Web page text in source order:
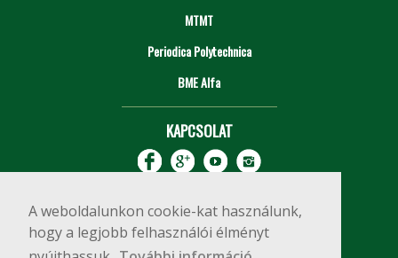
A weboldalunkon cookie-kat használunk,
hogy a legjobb felhasználói élményt
MTMT
Periodica Polytechnica
BME Alfa
KAPCSOLAT